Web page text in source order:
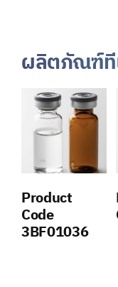
ผลิตภัณฑ์ที่
Product
Code
3BF01036